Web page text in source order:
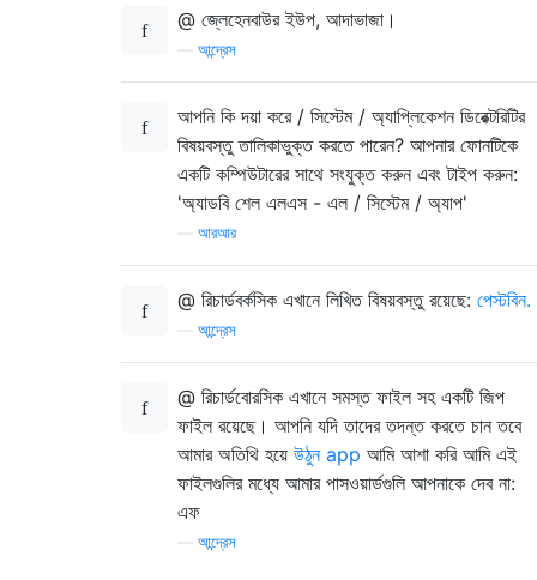
@ জ্লেহেনবাউর ইউপ, আদাভাজা।
আন্দ্রেস
আপনি কি দয়া করে / সিস্টেম / অ্যাপ্লিকেশন ডিরেক্টরিটির
বিষয়বস্তু তালিকাভুক্ত করতে পারেন? আপনার ফোনটিকে
একটি কম্পিউটারের সাথে সংযুক্ত করুন এবং টাইপ করুন:
'অ্যাডবি শেল এলএস - এল / সিস্টেম / অ্যাপ'
আরআর
@ রিচার্ডবর্কসিক এখানে লিখিত বিষয়বস্তু রয়েছে: পেস্টবিন.
আন্দ্রেস
@ রিচার্ডবোরসিক এখানে সমস্ত ফাইল সহ একটি জিপ
ফাইল রয়েছে। আপনি যদি তাদের তদন্ত করতে চান তবে
আমার অতিথি হয়ে উঠুন app আমি আশা করি আমি এই
ফাইলগুলির মধ্যে আমার পাসওয়ার্ডগুলি আপনাকে দেব না:
এফ
আন্দ্রেস